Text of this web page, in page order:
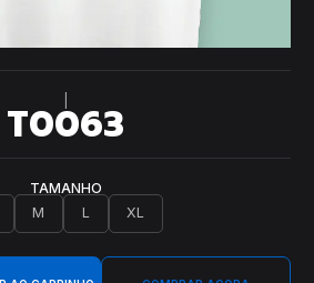
T0063
TAMANHO
M L XL